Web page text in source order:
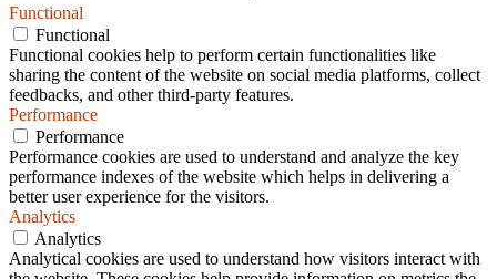
Functional
Functional
Functional cookies help to perform certain functionalities like
sharing the content of the website on social media platforms, collect
feedbacks, and other third-party features.
Performance
Performance
Performance cookies are used to understand and analyze the key
performance indexes of the website which helps in delivering a
better user experience for the visitors.
Analytics
Analytics
Analytical cookies are used to understand how visitors interact with